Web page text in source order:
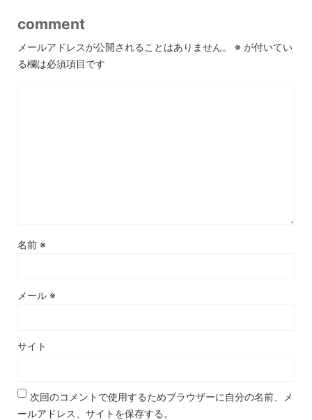
comment
メールアドレスが公開されることはありません。 ※ が付いてい
る欄は必須項目です
名前 ※
メール ※
サイト
次回のコメントで使用するためブラウザーに自分の名前、メ
ールアドレス、サイトを保存する。